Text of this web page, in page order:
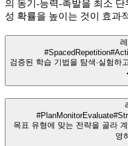
의 동기-능력-촉발을 최소
성 확률을 높이는 것이 효과
#SpacedRepetition
검증된 학습 기법을 탐색·실험하
#PlanMonitorEvaluate
목표 유형에 맞는 전략을 골라
영